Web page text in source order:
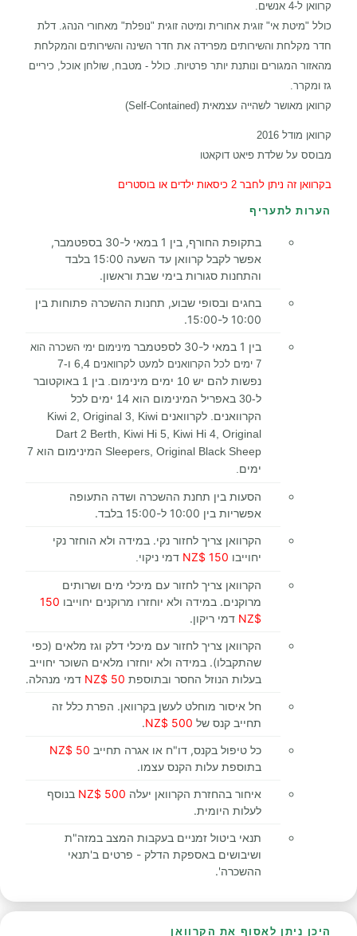
קרוואן ל-4 אנשים.
כולל "מיטת אי" זוגית אחורית ומיטה זוגית "נופלת" מאחורי הנהג. דלת
חדר מקלחת והשירותים מפרידה את חדר השינה והשירותים והמקלחת
מהאזור המגורים ונותנת יותר פרטיות. כולל - מטבח, שולחן אוכל, כיריים
גז ומקרר.
קרוואן מאושר לשהייה עצמאית (Self-Contained)
קרוואן מודל 2016
מבוסס על שלדת פיאט דוקאטו
בקרוואן זה ניתן לחבר 2 כיסאות ילדים או בוסטרים
הערות לתעריף
בתקופת החורף, בין 1 במאי ל-30 בספטמבר,
אפשר לקבל קרוואן עד השעה 15:00 בלבד
והתחנות סגורות בימי שבת וראשון.
בחגים ובסופי שבוע, תחנות ההשכרה פתוחות בין
10:00 ל-15:00.
בין 1 במאי ל-30 לספטמבר
מינימום ימי השכרה הוא
7 ימים לכל הקרוואנים למעט לקרוואנים
6,4 ו-7
נפשות
להם יש 10 ימים מינימום. בין 1 באוקטובר
ל-30 באפריל המינימום הוא 14 ימים לכל
הקרוואנים. לקרוואנים Kiwi 2, Original 3, Kiwi
Dart 2 Berth, Kiwi Hi 5, Kiwi Hi 4, Original
Sleepers, Original Black Sheep המינימום הוא 7
ימים.
הסעות בין תחנת ההשכרה ושדה התעופה
אפשריות בין 10:00 ל-15:00 בלבד.
הקרוואן צריך לחזור נקי. במידה ולא הוחזר נקי
יחוייבו 150 $NZ דמי ניקוי.
הקרוואן צריך לחזור עם מיכלי מים ושרותים
מרוקנים. במידה ולא יוחזרו מרוקנים יחוייבו 150
$NZ
דמי ריקון.
הקרוואן צריך לחזור עם מיכלי דלק וגז מלאים (כפי
שהתקבלו). במידה ולא יוחזרו מלאים השוכר יחוייב
בעלות הנוזל החסר ובתוספת 50 $NZ
דמי מנהלה.
חל איסור מוחלט לעשן בקרוואן. הפרת כלל זה
תחייב קנס של 500 $NZ
.
כל טיפול בקנס, דו"ח או אגרה תחייב 50 $NZ
בתוספת עלות הקנס עצמו.
איחור בהחזרת הקרוואן יעלה 500 $NZ
בנוסף
לעלות היומית.
תנאי ביטול זמניים בעקבות המצב במזה"ת
ושיבושים באספקת הדלק - פרטים ב'תנאי
ההשכרה'.
היכן ניתן לאסוף את הקרוואן